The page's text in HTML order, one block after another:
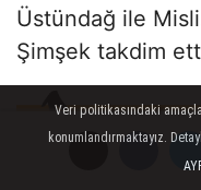
Üstündağ ile
Şimşek takdim
Veri politikasındaki
konumlandırmaktayız.